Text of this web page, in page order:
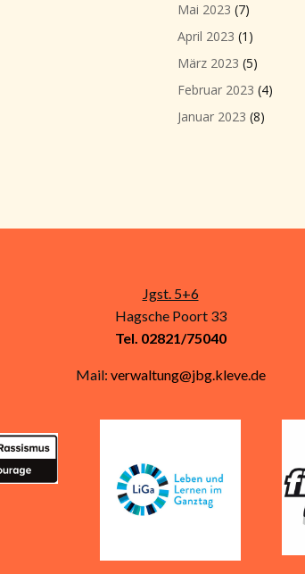
Mai 2023 (7)
April 2023 (1)
März 2023 (5)
Februar 2023 (4)
Januar 2023 (8)
Jgst. 5+6
Hagsche Poort 33
Tel. 02821/75040
Mail: verwaltung@jbg.kleve.de